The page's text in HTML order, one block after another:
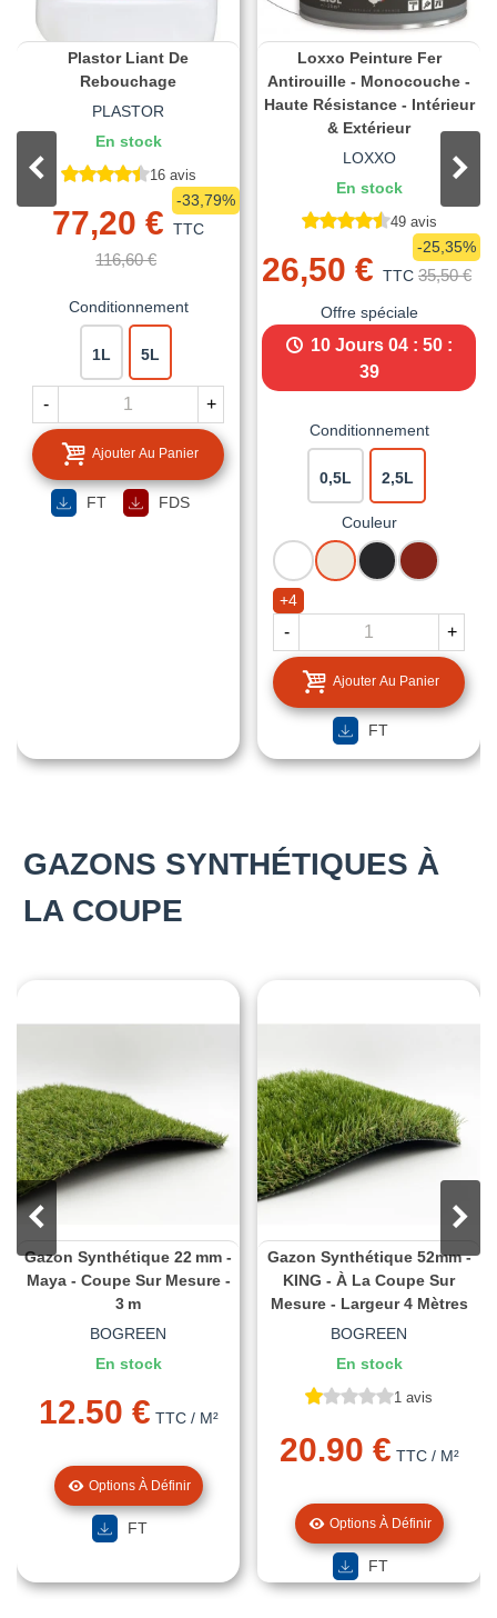
Plastor Liant De
Rebouchage
PLASTOR
En stock
16 avis
77,20 € TTC
116,60 €
-33,79%
Conditionnement
1L 5L
- +
Ajouter Au Panier
FT FDS
Loxxo Peinture Fer
Antirouille - Monocouche -
Haute Résistance - Intérieur
& Extérieur
LOXXO
En stock
49 avis
26,50 € TTC 35,50 €
-25,35%
Offre spéciale
10 Jours 04 : 50 :
38
Conditionnement
0,5L 2,5L
Couleur
BLANC BLANC
CREME
NOIR
MAT
ROUGE
BASQUE
+4
- +
Ajouter Au Panier
FT
GAZONS SYNTHÉTIQUES À
LA COUPE
Gazon Synthétique 22 Mm -
Maya - Coupe Sur Mesure -
3 M
BOGREEN
En stock
12.50 € TTC/ M²
Options À Définir
FT
Gazon Synthétique 52mm -
KING - À La Coupe Sur
Mesure - Largeur 4 Mètres
BOGREEN
En stock
1 avis
20.90 € TTC/ M²
Options À Définir
FT